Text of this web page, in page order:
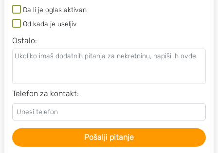
Da li je oglas aktivan
Od kada je useljiv
Ostalo:
Telefon za kontakt:
Pošalji pitanje